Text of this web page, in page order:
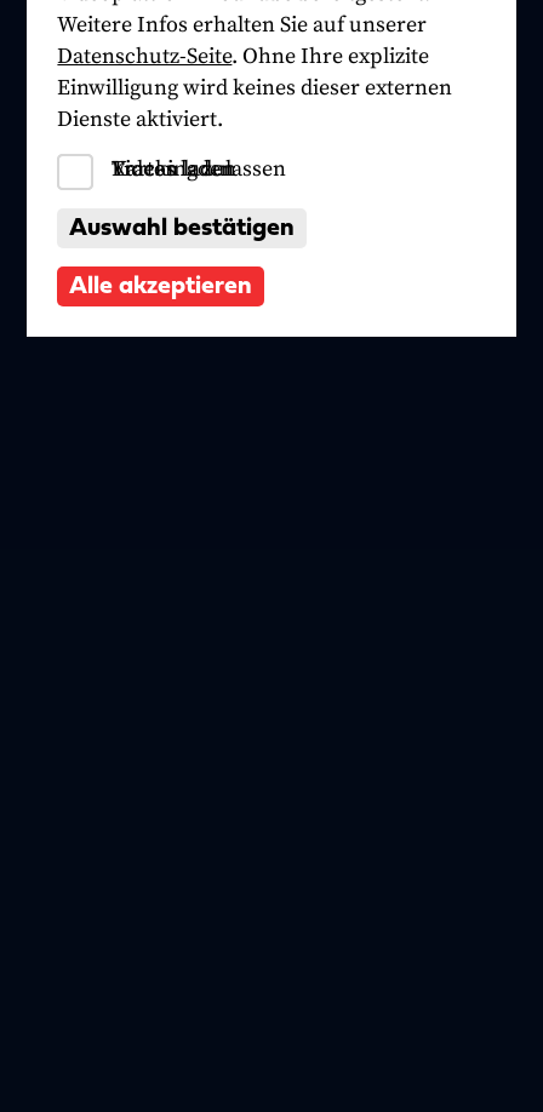
Weitere Infos erhalten Sie auf unserer
Datenschutz-Seite. Ohne Ihre explizite
Einwilligung wird keines dieser externen
Dienste aktiviert.
Tracking zulassen
Videos laden
Karten laden
Auswahl bestätigen
Alle akzeptieren